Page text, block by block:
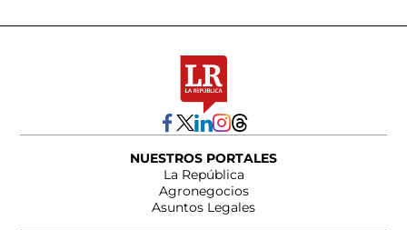
NUESTROS PORTALES
La República
Agronegocios
Asuntos Legales